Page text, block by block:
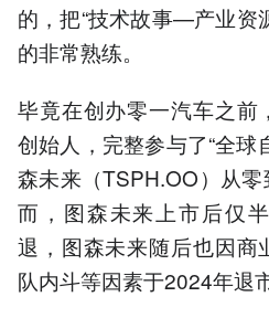
5.创始人黄泽铧
以上内容由AI大模
参考
的，把“技术故事—产业资
的非常熟练。
毕竟在创办零一汽车之前
创始人，完整参与了“全球
森未来（TSPH.OO）从
而，图森未来上市后仅
退，图森未来随后也因商
队内斗等因素于2024年退市